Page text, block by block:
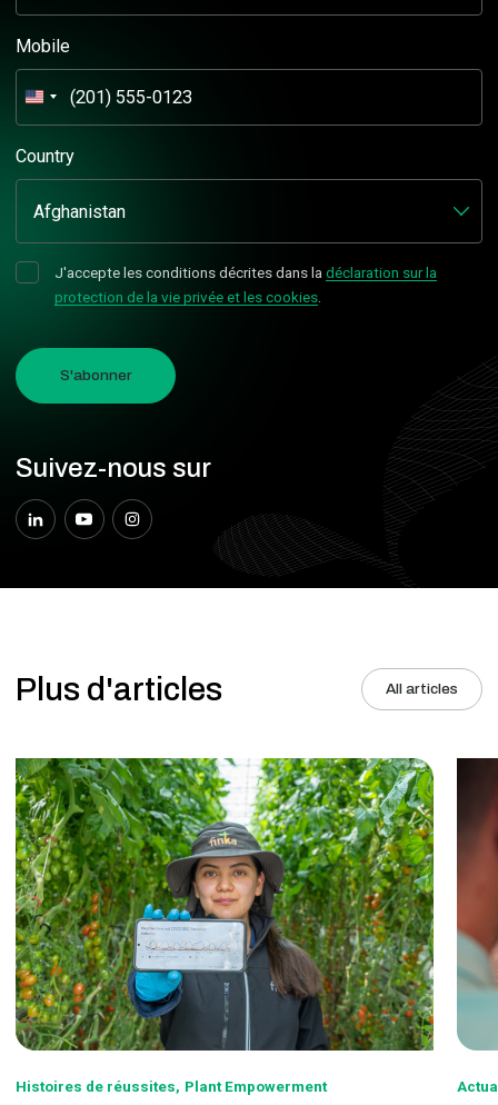
Mobile
États-
Unis
+1
Country
J'accepte les conditions décrites dans ladéclaration sur la
protection de la vie privée et les cookies
S'abonner
Suivez-nous sur
Plus d'articles All articles
Histoires de réussites Plant Empowerment